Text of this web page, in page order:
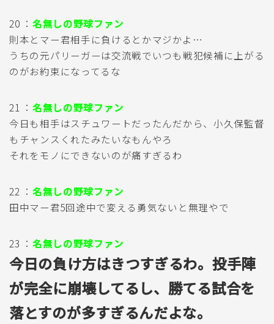
20 ： 名無しの野球ファン
則本とマー君相手に負けるとかマジかよ…
うちの元パリーガーは交流戦でいつも戦犯候補に上がる
のがお約束になってるな
21 ： 名無しの野球ファン
今日も相手はスチュワートだったんだから、小久保監督
もチャンスくれたみたいなもんやろ
それをモノにできないのが痛すぎるわ
22 ： 名無しの野球ファン
田中マー君5回途中で変える勇気ないと無理やで
23 ： 名無しの野球ファン
今日の負け方はきつすぎるわ。投手陣
が完全に崩壊してるし、勝てる試合を
落とすのが多すぎるんだよな。